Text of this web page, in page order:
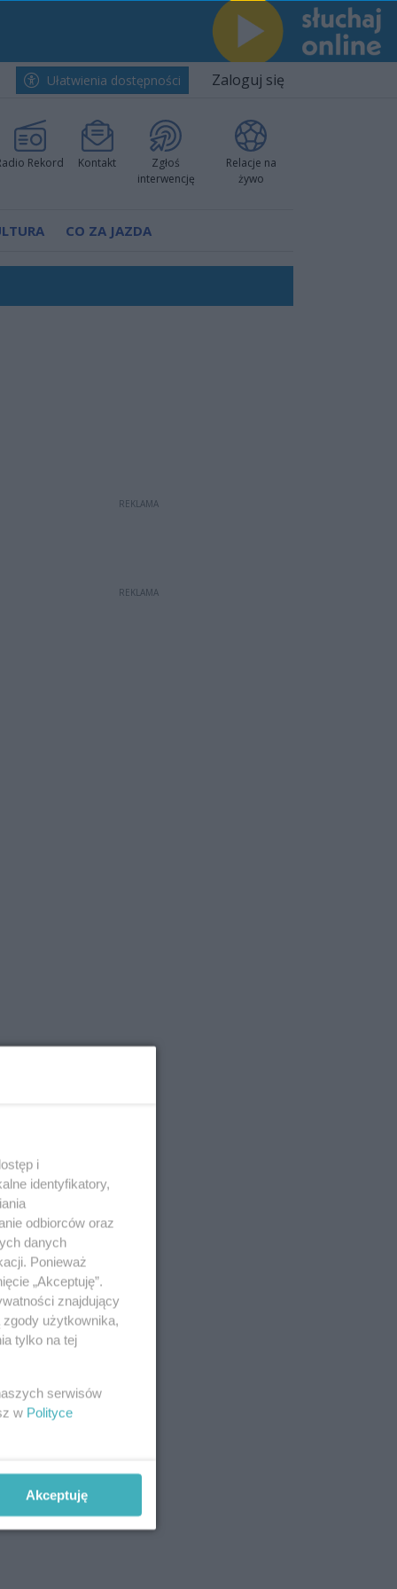
Ułatwienia dostępności Zaloguj się
Rekord Kontakt
Zgłoś
interwencję
Relacje na
żywo
CO ZA JAZDA
nową sportową tradycję"
REKLAMA
REKLAMA
i
identyfikatory,
odbiorców oraz
danych
Ponieważ
„Akceptuję”.
znajdujący
użytkownika,
tylko na tej
serwisów
w Polityce
Akceptuję